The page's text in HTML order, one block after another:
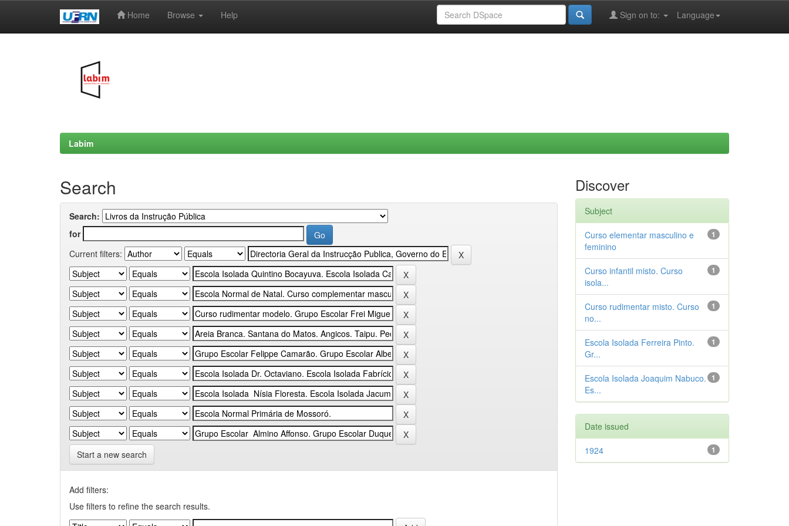
Home Browse Help Language
Sign on to:
Labim
Search
Search:
for
Current filters:
Start a new search
Add filters:
Use filters to refine the search results.
Discover
Subject
1
Curso elementar masculino e
feminino
1
Curso infantil misto. Curso
isola...
1
Curso rudimentar misto. Curso
no...
1
Escola Isolada Ferreira Pinto.
Gr...
1
Escola Isolada Joaquim Nabuco.
Es...
Date issued
1
1924